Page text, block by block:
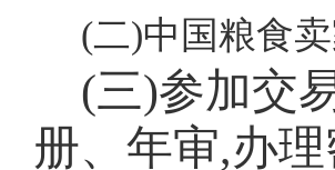
(二)中国粮食
(三)参加交
册、年审,办理